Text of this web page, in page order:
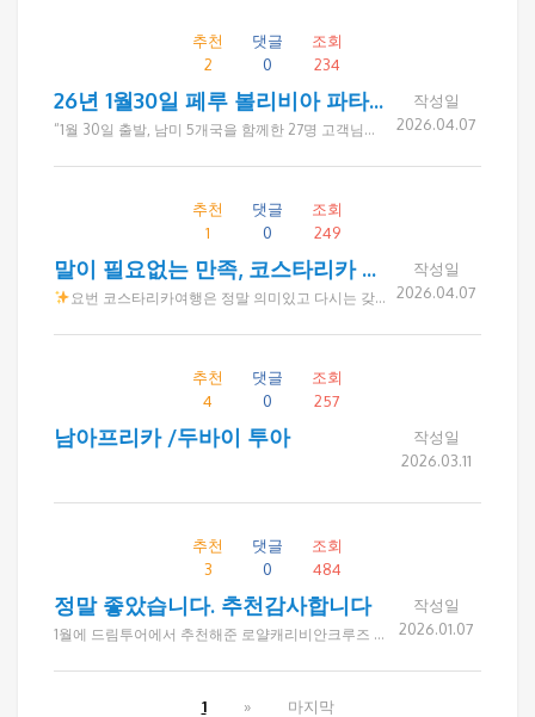
추천
2
댓글
0
조회
234
26년 1월30일 페루 볼리비아 파타고니아 브라질 아르헨티나
“1월 30일 출발, 남미 5개국을 함께한 27명 고객님들께서 여행 후 카카오톡으로 보내주신 짧지만 진심 어린 감사 인사를 모아 전해드립니다. 쉽지 않은 긴 여정이었지만 ‘행복한 여행이었다’는 한결같은 말씀에 드림투어가 추구하는 여행의 가치를 다시 한번 느낄 수 있었습니다.”
작성일
2026.04.07
추천
1
댓글
0
조회
249
말이 필요없는 만족, 코스타리카 프리미엄 여행
요번 코스타리카여행은 정말 의미있고 다시는 갖지 못할 좋은 시간을 함께하며 즐거웠습니다 다들 건강관리 잘하시고 같이 할수 있는 기회가 되면 또 함께 하며 많이 더 알아가길 바랍니다. 행복했습니다
작성일
2026.04.07
추천
4
댓글
0
조회
257
남아프리카 /두바이 투아
작성일
2026.03.11
추천
3
댓글
0
조회
484
정말 좋았습니다. 추천감사합니다
1월에 드림투어에서 추천해준 로얄캐리비안크루즈 앤세나다 카탈리나섬 여행을 다녀왔습니다 친구6명이 함께 한 이번여행은 짧은듯 아쉬움은 있었지만 선상분위기와 승무원서비스, 객실, 음식등 너무 만족스러웠습니다. 카탈리나아일랜드는 전반적으로 산책하기 좋고 풍경이 예뻣고, 앤세나다는 타코가 정말 맛있고 항구주변을 둘러보는 재미가 좋았습니다. 다음크루즈는 알라스카입니다. 예약받으실 준비하세요 ㅎㅎㅎ 예약부터 친절하게 응대해주신 드림투어에 감사드립니다.
작성일
2026.01.07
1 » 마지막